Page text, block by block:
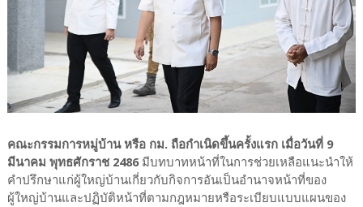
คณะกรรมการหมู่บ้าน หรือ กม. ถือกำเนิดขึ้นครั้งแรก เมื่อวันที่ 9
มีนาคม พุทธศักราช 2486มีบทบาทหน้าที่ในการช่วยเหลือแนะนำให้
คำปรึกษาแก่ผู้ใหญ่บ้านเกี่ยวกับกิจการอันเป็นอำนาจหน้าที่ของ
ผู้ใหญ่บ้านและปฏิบัติหน้าที่ตามกฎหมายหรือระเบียบแบบแผนของ